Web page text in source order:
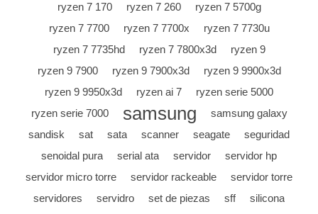
ryzen 7 170
ryzen 7 260
ryzen 7 5700g
ryzen 7 7700
ryzen 7 7700x
ryzen 7 7730u
ryzen 7 7735hd
ryzen 7 7800x3d
ryzen 9
ryzen 9 7900
ryzen 9 7900x3d
ryzen 9 9900x3d
ryzen 9 9950x3d
ryzen ai 7
ryzen serie 5000
ryzen serie 7000
samsung
samsung galaxy
sandisk
sat sata scanner seagate
seguridad
senoidal pura
serial ata servidor
servidor hp
servidor micro torre
servidor rackeable
servidor torre
servidores
servidro set de piezas sff
silicona